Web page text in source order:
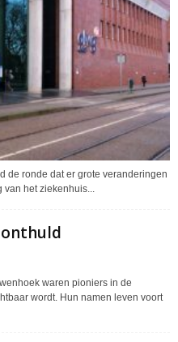
de ronde dat er grote veranderingen
het ziekenhuis...
waren pioniers in de
wordt. Hun namen leven voort